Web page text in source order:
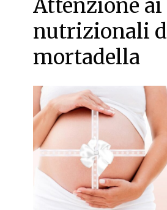
Attenzione
nutrizionali
mortadella